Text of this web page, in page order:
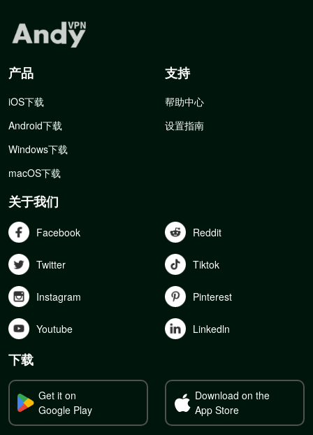
产品
iOS下载
Android下载
Windows下载
macOS下载
支持
帮助中心
设置指南
关于我们
Facebook Reddit
Twitter Tiktok
Instagram Pinterest
Youtube Linkedln
下载
Get it on
Google Play
Download on the
App Store